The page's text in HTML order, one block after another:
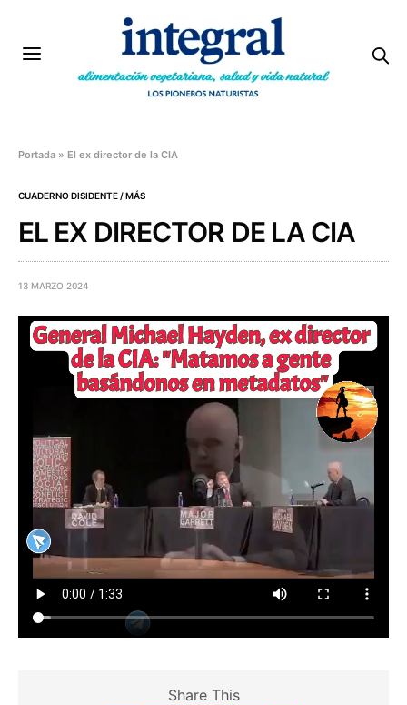
Portada » El ex director de la CIA
CUADERNO DISIDENTE / MÁS
EL EX DIRECTOR DE LA CIA
13 MARZO 2024
Share This